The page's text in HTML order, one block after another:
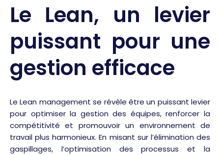
Le Lean, un levier
puissant pour une
gestion efficace
Le Lean management se révèle être un puissant levier
pour optimiser la gestion des équipes, renforcer la
compétitivité et promouvoir un environnement de
travail plus harmonieux. En misant sur l’élimination des
gaspillages, l’optimisation des processus et la